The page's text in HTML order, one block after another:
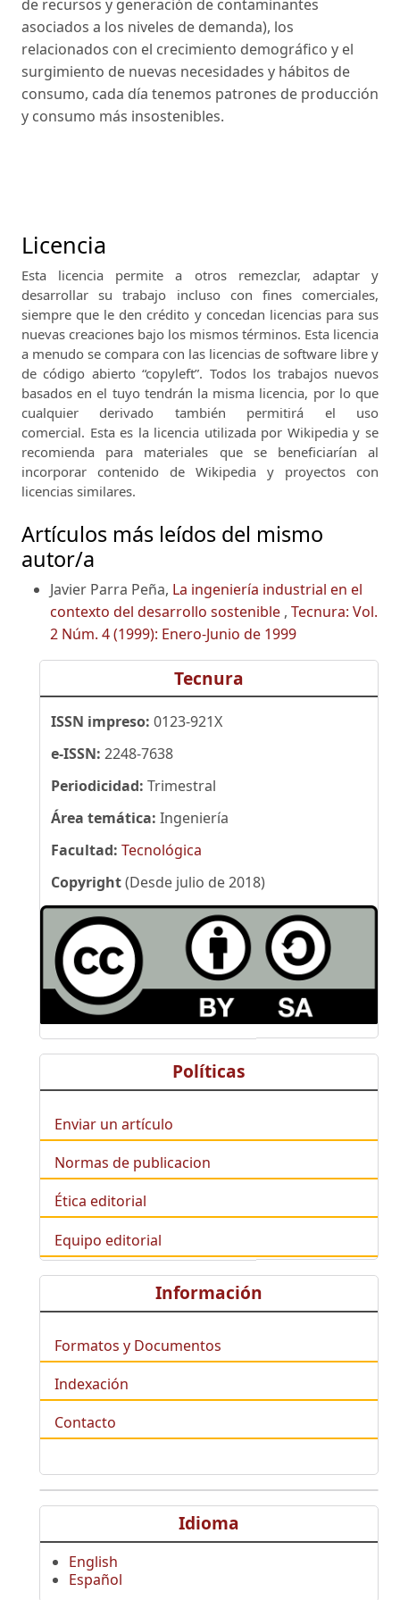
de recursos y generación de contaminantes
asociados a los niveles de demanda), los
relacionados con el crecimiento demográfico y el
surgimiento de nuevas necesidades y hábitos de
consumo, cada día tenemos patrones de producción
y consumo más insostenibles.
Licencia
Esta licencia permite a otros remezclar, adaptar y
desarrollar su trabajo incluso con fines comerciales,
siempre que le den crédito y concedan licencias para sus
nuevas creaciones bajo los mismos términos. Esta licencia
a menudo se compara con las licencias de software libre y
de código abierto “copyleft”. Todos los trabajos nuevos
basados ​​en el tuyo tendrán la misma licencia, por lo que
cualquier derivado también permitirá el uso
comercial. Esta es la licencia utilizada por Wikipedia y se
recomienda para materiales que se beneficiarían al
incorporar contenido de Wikipedia y proyectos con
licencias similares.
Artículos más leídos del mismo
autor/a
Javier Parra Peña, La ingeniería industrial en el
contexto del desarrollo sostenible , Tecnura: Vol.
2 Núm. 4 (1999): Enero-Junio de 1999
Tecnura
ISSN impreso: 0123-921X
e-ISSN: 2248-7638
Periodicidad: Trimestral
Área temática: Ingeniería
Facultad: Tecnológica
Copyright(Desde julio de 2018)
Políticas
Enviar un artículo
Normas de publicacion
Ética editorial
Equipo editorial
Información
Formatos y Documentos
Indexación
Contacto
Idioma
English
Español